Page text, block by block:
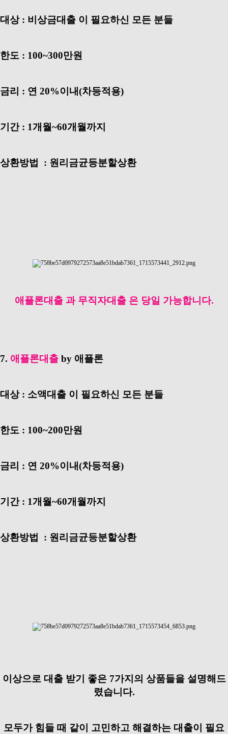
대상 : 비상금대출 이 필요하신 모든 분들
한도 : 100~300만원
금리 : 연 20%이내(차등적용)
기간 : 1개월~60개월까지
상환방법 : 원리금균등분할상환
애플론대출 과 무직자대출 은 당일 가능합니다.
7. 애플론대출 by 애플론
대상 : 소액대출 이 필요하신 모든 분들
한도 : 100~200만원
금리 : 연 20%이내(차등적용)
기간 : 1개월~60개월까지
상환방법 : 원리금균등분할상환
이상으로 대출 받기 좋은 7가지의 상품들을 설명해드
렸습니다.
모두가 힘들 때 같이 고민하고 해결하는 대출이 필요